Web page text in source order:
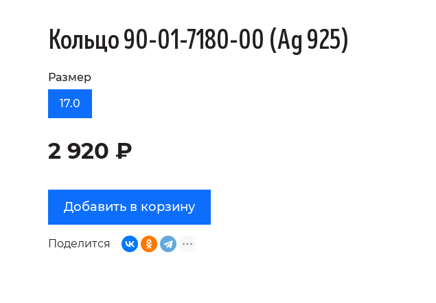
Кольцо 90-01-7180-00 (Ag 925)
Размер
17.0
2 920 ₽
Добавить в корзину
Поделится